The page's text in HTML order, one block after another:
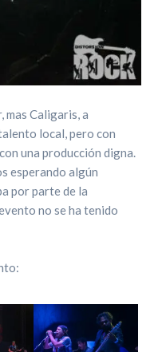
mas Caligaris, a
local, pero con
una producción digna.
esperando algún
por parte de la
no se ha tenido